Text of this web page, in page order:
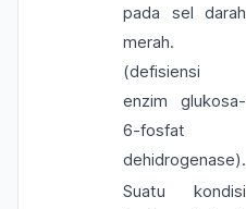
pada sel darah
merah.
(defisiensi
enzim glukosa-
6-fosfat
dehidrogenase).
Suatu kondisi